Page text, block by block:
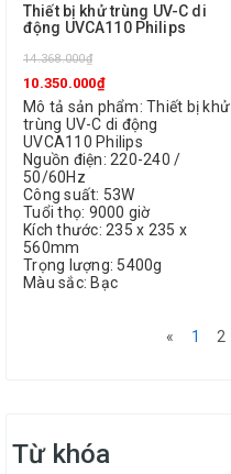
Thiết bị khử trùng UV-C di
động UVCA110 Philips
14.368.000₫
10.350.000₫
Mô tả sản phẩm: Thiết bị khử
trùng UV-C di động
UVCA110 Philips
Nguồn điện: 220-240 /
50/60Hz
Công suất: 53W
Tuổi thọ: 9000 giờ
Kích thước: 235 x 235 x
560mm
Trọng lượng: 5400g
Màu sắc: Bạc
« 1 2
Từ khóa